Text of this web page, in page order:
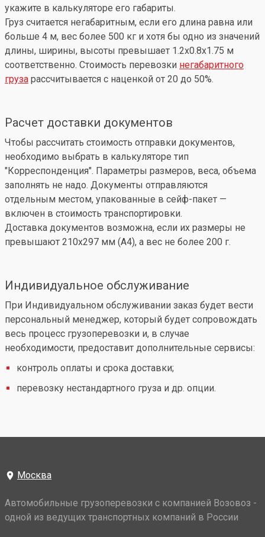
укажите в калькуляторе его габариты.
Груз считается негабаритным, если его длина равна или
больше 4 м, вес более 500 кг и хотя бы одно из значений
длины, ширины, высоты превышает 1.2x0.8x1.75 м
соответственно. Стоимость перевозки негабаритного
груза рассчитывается с наценкой от 20 до 50%.
Расчет доставки документов
Чтобы рассчитать стоимость отправки документов,
необходимо выбрать в калькуляторе тип
"Корреспонденция". Параметры размеров, веса, объема
заполнять не надо. Документы отправляются
отдельным местом, упакованные в сейф-пакет —
включен в стоимость транспортировки.
Доставка документов возможна, если их размеры не
превышают 210x297 мм (А4), а вес не более 200 г.
Индивидуальное обслуживание
При Индивидуальном обслуживании заказ будет вести
персональный менеджер, который будет сопровождать
весь процесс грузоперевозки и, в случае
необходимости, предоставит дополнительные сервисы:
контроль оплаты и срока доставки;
перевозку нестандартного груза и др. опции.
Москва
Автомобильные грузоперевозки с компанией Возовоз -
одной из ведущих транспортных компаний в России